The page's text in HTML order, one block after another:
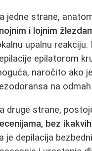
jedne strane,
i lojnim
upalnu
epilatorom
naročito ako
na
druge strane,
bez
je depilacija